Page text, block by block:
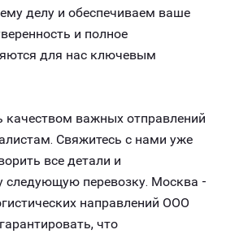
делу и обеспечиваем ваше
и полное
для нас ключевым
качеством важных отправлений
Свяжитесь с нами уже
все детали и
следующую перевозку. Москва -
направлений ООО
что